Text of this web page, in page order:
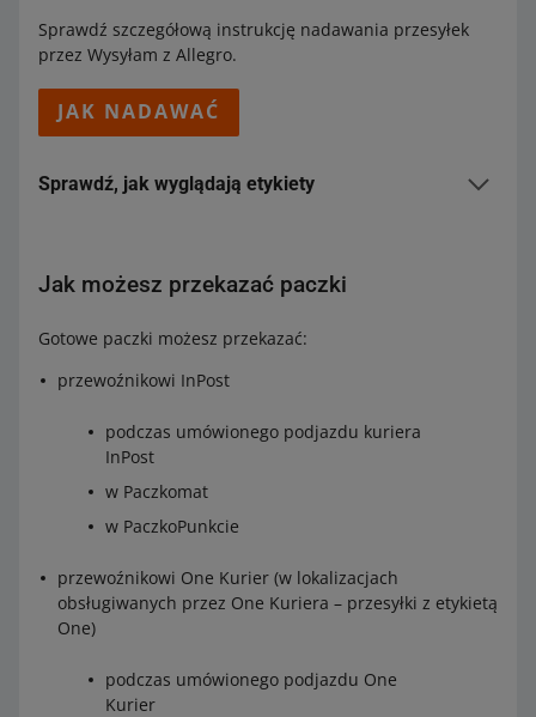
Sprawdź szczegółową instrukcję nadawania przesyłek
przez Wysyłam z Allegro.
JAK NADAWAĆ
Sprawdź, jak wyglądają etykiety
Jak możesz przekazać paczki
Gotowe paczki możesz przekazać:
przewoźnikowi InPost
podczas umówionego podjazdu kuriera
InPost
w Paczkomat
w PaczkoPunkcie
przewoźnikowi One Kurier (w lokalizacjach
obsługiwanych przez One Kuriera – przesyłki z etykietą
One)
podczas umówionego podjazdu One
Kurier